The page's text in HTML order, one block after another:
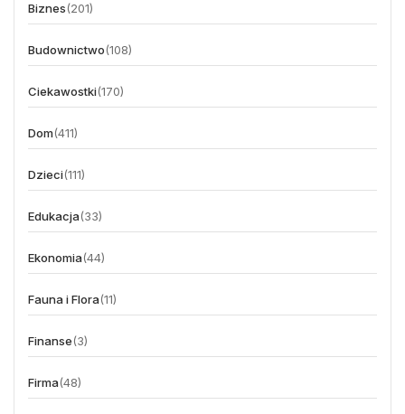
Biznes(201)
Budownictwo(108)
Ciekawostki(170)
Dom(411)
Dzieci(111)
Edukacja(33)
Ekonomia(44)
Fauna i Flora(11)
Finanse(3)
Firma(48)